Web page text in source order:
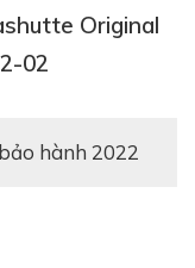
Original
02
bảo hành 2022